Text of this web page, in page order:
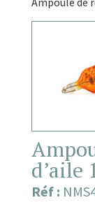
d’aile
Réf :